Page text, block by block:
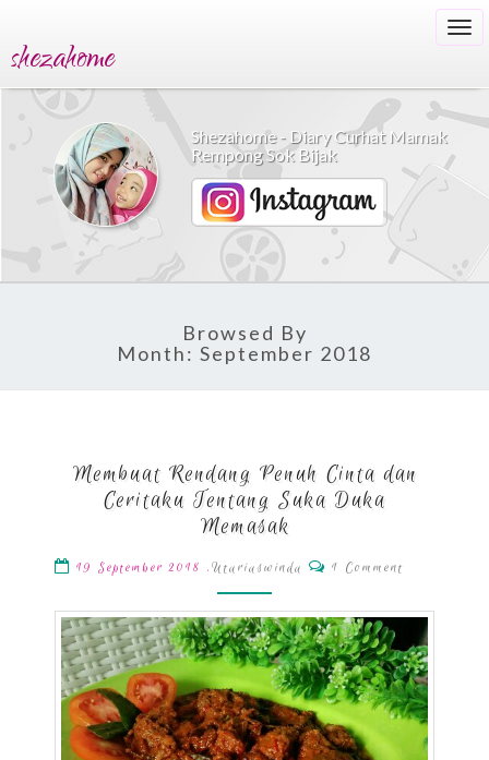
shezahome
Shezahome - Diary Curhat Mamak
Rempong Sok Bijak
Browsed By
Month: September 2018
Rendang
Penuh
Cinta
Ceritaku
Tentang
Suka
Duka
Memasak
Membuat Rendang Penuh Cinta dan
Ceritaku Tentang Suka Duka
Memasak
19 September 2018 ,Utariaswinda Comments
1 Comment